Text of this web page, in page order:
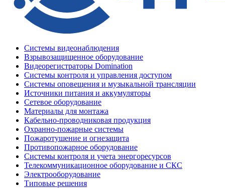
Системы видеонаблюдения
Взрывозащищенное оборудование
Видеорегистраторы Domination
Системы контроля и управления доступом
Системы оповещения и музыкальной трансляции
Источники питания и аккумуляторы
Сетевое оборудование
Материалы для монтажа
Кабельно-проводниковая продукция
Охранно-пожарные системы
Пожаротушение и огнезащита
Противопожарное оборудование
Системы контроля и учета энергоресурсов
Телекоммуникационное оборудование и СКС
Электрооборудование
Типовые решения